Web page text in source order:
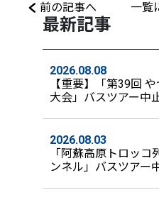
前の記事へ 一覧
最新記事
【重要】「第39回
大会」バスツアー中
2026.08.08
「阿蘇高原トロッ
ンネル」バスツアー
2026.08.03